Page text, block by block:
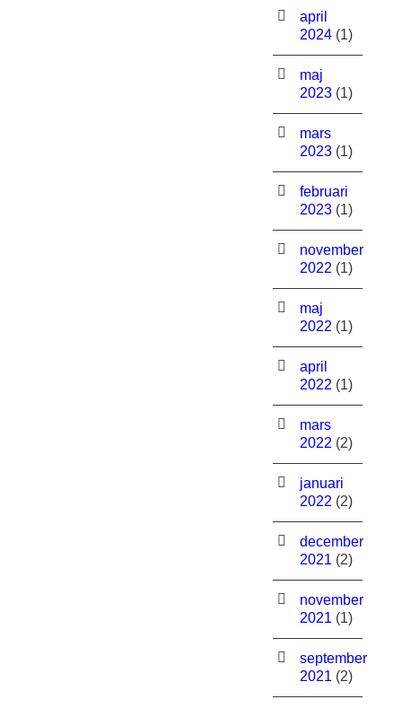
april
2024 (1)
maj
2023 (1)
mars
2023 (1)
februari
2023 (1)
november
2022 (1)
maj
2022 (1)
april
2022 (1)
mars
2022 (2)
januari
2022 (2)
december
2021 (2)
november
2021 (1)
september
2021 (2)